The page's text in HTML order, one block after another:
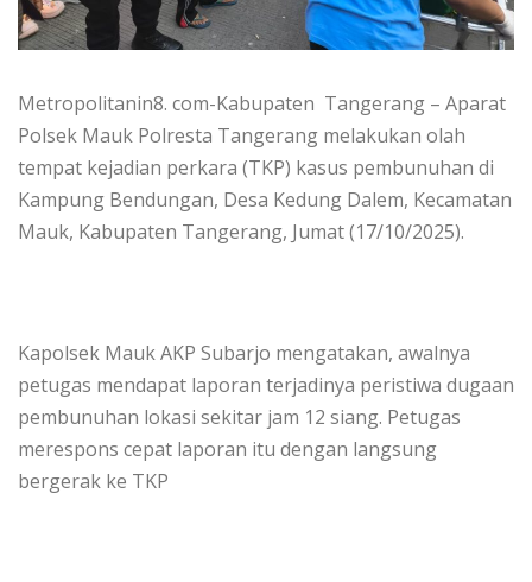
Metropolitanin8. com-Kabupaten Tangerang – Aparat
Polsek Mauk Polresta Tangerang melakukan olah
tempat kejadian perkara (TKP) kasus pembunuhan di
Kampung Bendungan, Desa Kedung Dalem, Kecamatan
Mauk, Kabupaten Tangerang, Jumat (17/10/2025).
Kapolsek Mauk AKP Subarjo mengatakan, awalnya
petugas mendapat laporan terjadinya peristiwa dugaan
pembunuhan lokasi sekitar jam 12 siang. Petugas
merespons cepat laporan itu dengan langsung
bergerak ke TKP